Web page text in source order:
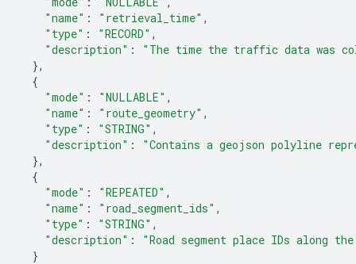
"name" : "retrieval_time" ,
"type" : "RECORD" ,
"description" :
"The time the traffic data was
},
{
"mode" : "NULLABLE" ,
"name" : "route_geometry" ,
"type" : "STRING" ,
"description" :
"Contains a geojson polyline
},
{
"mode" : "REPEATED" ,
"name" : "road_segment_ids" ,
"type" : "STRING" ,
"description" :
"Road segment place IDs along
}